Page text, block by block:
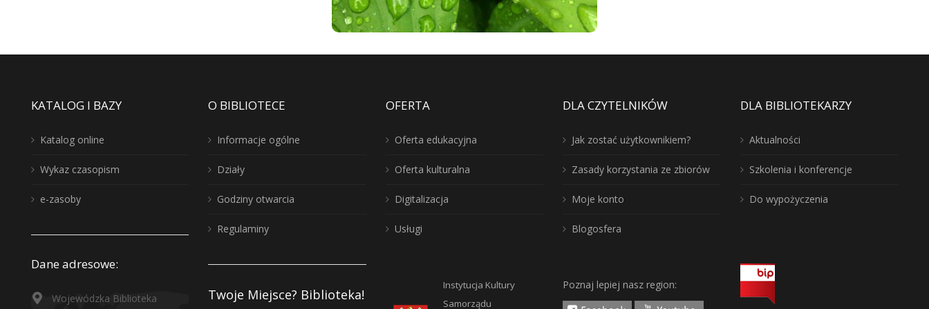
KATALOG I BAZY
Katalog online
Wykaz czasopism
e-zasoby
Dane adresowe:
Wojewódzka Biblioteka
O BIBLIOTECE
Informacje ogólne
Działy
Godziny otwarcia
Regulaminy
Twoje Miejsce? Biblioteka!
OFERTA
Oferta edukacyjna
Oferta kulturalna
Digitalizacja
Usługi
Instytucja Kultury
Samorządu
DLA CZYTELNIKÓW
Jak zostać użytkownikiem?
Zasady korzystania ze zbiorów
Moje konto
Blogosfera
Poznaj lepiej nasz region:
DLA BIBLIOTEKARZY
Aktualności
Szkolenia i konferencje
Do wypożyczenia